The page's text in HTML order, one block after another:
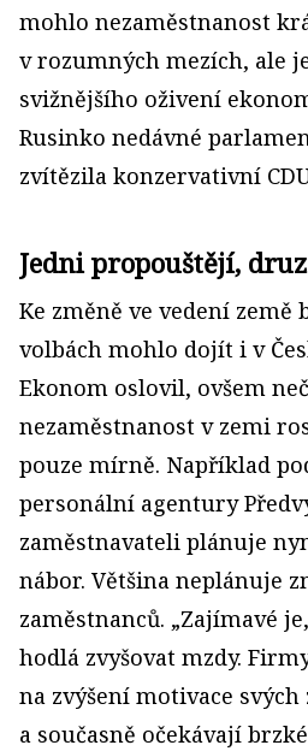
mohlo nezaměstnanost
v rozumných mezích, ale
svižnějšího oživení
Rusinko nedávné
zvítězila konzervativní
Jedni propouštějí,
Ke změně ve vedení země
volbách mohlo dojít i v
Ekonom oslovil, ovšem
nezaměstnanost v zemi
pouze mírně. Například
personální agentury
zaměstnavateli plánuje
nábor. Většina neplánuje
zaměstnanců. „Zajímavé
hodlá zvyšovat mzdy.
na zvýšení motivace svých
a současně očekávají